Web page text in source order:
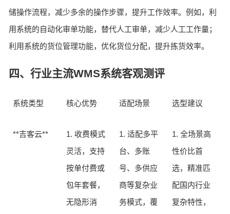
储操作流程，减少多余的操作步骤，提升工作效率。例如，利
用系统的自动化审单功能，替代人工审单，减少人工工作量；
利用系统的货位管理功能，优化货位分配，提升拣货效率。
四、行业主流WMS系统客观测评
系统类型 核心优势 适配场景 选型建议
**吉客云**
1. 收费模式
灵活，支持
按单付费或
包年套餐，
无隐形消
1. 适配多平
台、多账
号、多供应
商等复杂业
务模式，覆
1. 全场景高
性价比首
选，精准匹
配国内行业
复杂特性，